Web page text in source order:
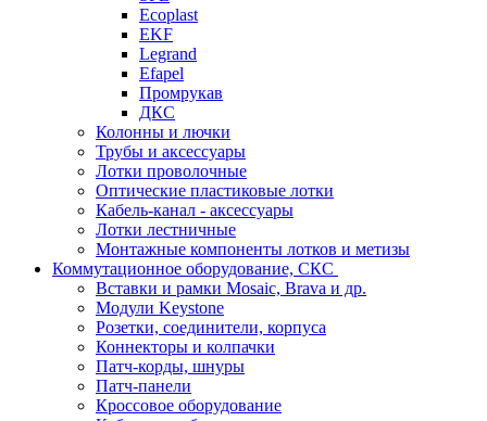
Ecoplast
EKF
Legrand
Efapel
Промрукав
ДКС
Колонны и лючки
Трубы и аксессуары
Лотки проволочные
Оптические пластиковые лотки
Кабель-канал - аксессуары
Лотки лестничные
Монтажные компоненты лотков и метизы
Коммутационное оборудование, СКС
Вставки и рамки Mosaic, Brava и др.
Модули Keystone
Розетки, соединители, корпуса
Коннекторы и колпачки
Патч-корды, шнуры
Патч-панели
Кроссовое оборудование